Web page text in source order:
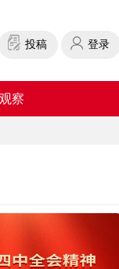
投稿 登录
观察